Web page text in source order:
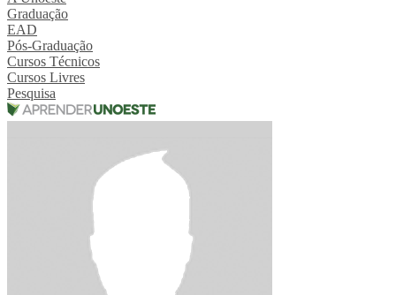
Graduação
EAD
Pós-Graduação
Cursos Técnicos
Cursos Livres
Pesquisa